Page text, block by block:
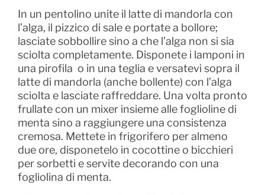
In un pentolino unite il latte di mandorla con
l’alga, il pizzico di sale e portate a bollore;
lasciate sobbollire sino a che l’alga non si sia
sciolta completamente. Disponete i lamponi in
una pirofila o in una teglia e versatevi sopra il
latte di mandorla (anche bollente) con l’alga
sciolta e lasciate raffreddare. Una volta pronto
frullate con un mixer insieme alle foglioline di
menta sino a raggiungere una consistenza
cremosa. Mettete in frigorifero per almeno
due ore, disponetelo in cocottine o bicchieri
per sorbetti e servite decorando con una
fogliolina di menta.